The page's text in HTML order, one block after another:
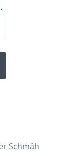
Schmäh